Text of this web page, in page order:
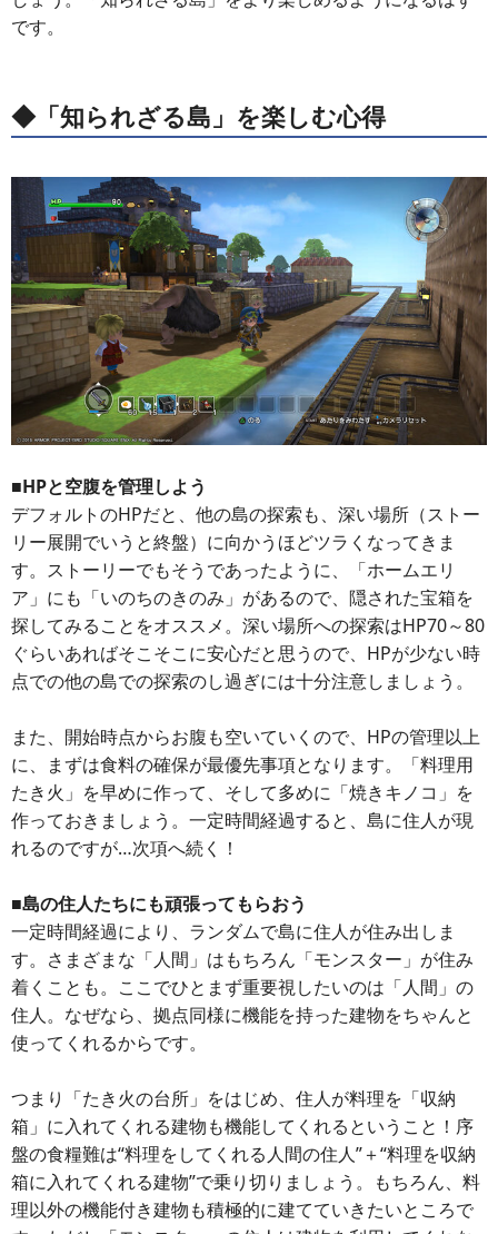
です。
◆「知られざる島」を楽しむ心得
■HPと空腹を管理しよう
デフォルトのHPだと、他の島の探索も、深い場所（ストー
リー展開でいうと終盤）に向かうほどツラくなってきま
す。ストーリーでもそうであったように、「ホームエリ
ア」にも「いのちのきのみ」があるので、隠された宝箱を
探してみることをオススメ。深い場所への探索はHP70～80
ぐらいあればそこそこに安心だと思うので、HPが少ない時
点での他の島での探索のし過ぎには十分注意しましょう。
また、開始時点からお腹も空いていくので、HPの管理以上
に、まずは食料の確保が最優先事項となります。「料理用
たき火」を早めに作って、そして多めに「焼きキノコ」を
作っておきましょう。一定時間経過すると、島に住人が現
れるのですが…次項へ続く！
■島の住人たちにも頑張ってもらおう
一定時間経過により、ランダムで島に住人が住み出しま
す。さまざまな「人間」はもちろん「モンスター」が住み
着くことも。ここでひとまず重要視したいのは「人間」の
住人。なぜなら、拠点同様に機能を持った建物をちゃんと
使ってくれるからです。
つまり「たき火の台所」をはじめ、住人が料理を「収納
箱」に入れてくれる建物も機能してくれるということ！序
盤の食糧難は“料理をしてくれる人間の住人”＋“料理を収納
箱に入れてくれる建物”で乗り切りましょう。もちろん、料
理以外の機能付き建物も積極的に建てていきたいところで